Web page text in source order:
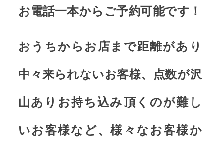
お電話一本からご予約可能です！
おうちからお店まで距離があり
中々来られないお客様、点数が沢
山ありお持ち込み頂くのが難し
いお客様など、様々なお客様か